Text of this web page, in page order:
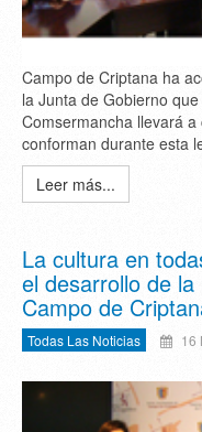
Campo de Criptana ha
la Junta de Gobierno
Comsermancha llevará
conforman durante esta
Leer más...
La cultura en
el desarrollo de
Campo de
Todas Las Noticias 16